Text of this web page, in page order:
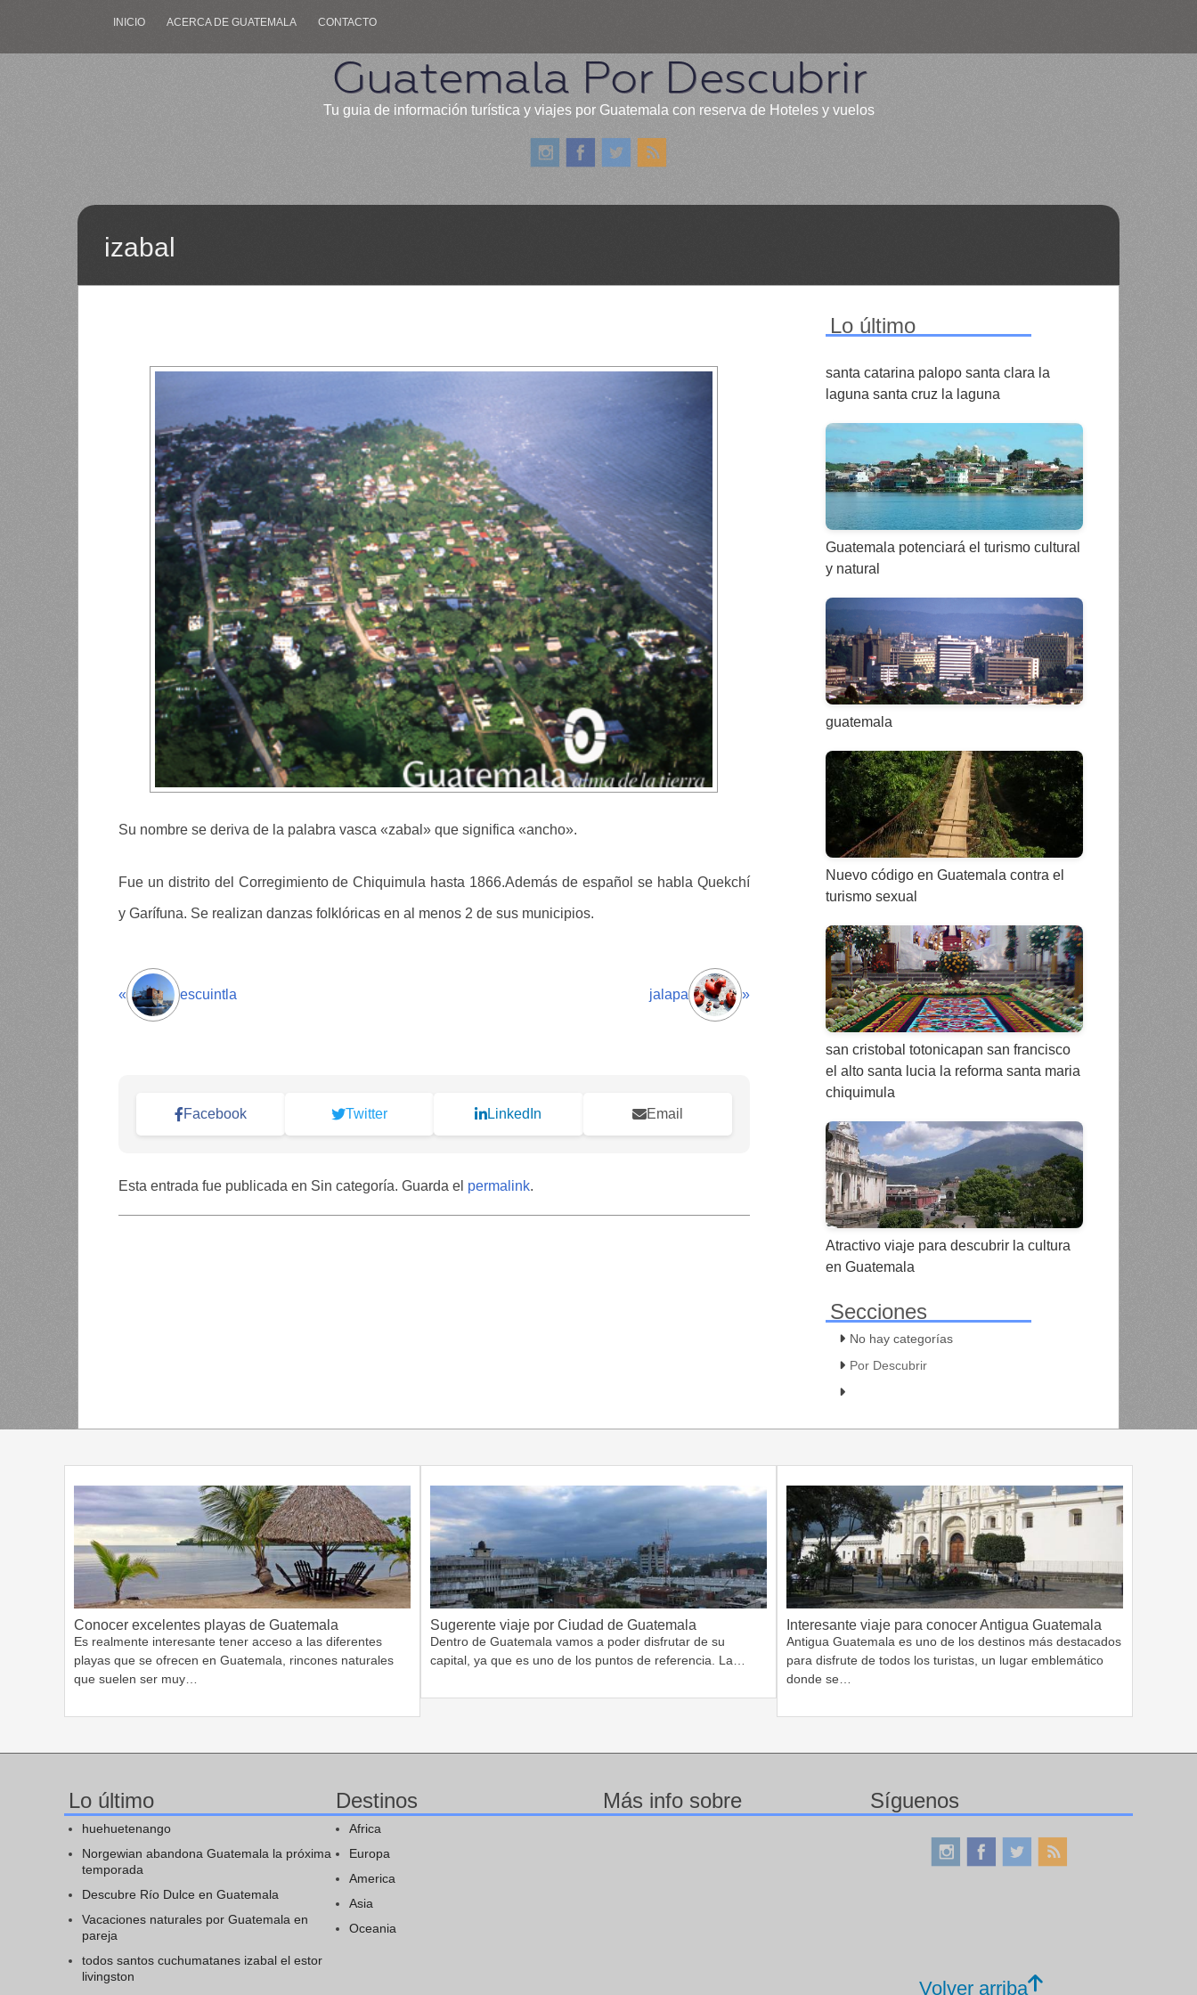
INICIO ACERCA DE GUATEMALA CONTACTO
Guatemala Por Descubrir
Tu guia de información turística y viajes por Guatemala con reserva de Hoteles y vuelos
izabal
Su nombre se deriva de la palabra vasca «zabal» que significa «ancho».
Fue un distrito del Corregimiento de Chiquimula hasta 1866.Además de español se habla Quekchí
y Garífuna. Se realizan danzas folklóricas en al menos 2 de sus municipios.
« escuintla jalapa »
Facebook Twitter LinkedIn Email
Esta entrada fue publicada en Sin categoría. Guarda el permalink.
Lo último
santa catarina palopo santa clara la
laguna santa cruz la laguna
Guatemala potenciará el turismo cultural
y natural
guatemala
Nuevo código en Guatemala contra el
turismo sexual
san cristobal totonicapan san francisco
el alto santa lucia la reforma santa maria
chiquimula
Atractivo viaje para descubrir la cultura
en Guatemala
Secciones
No hay categorías
Por Descubrir
Conocer excelentes playas de Guatemala
Es realmente interesante tener acceso a las diferentes
playas que se ofrecen en Guatemala, rincones naturales
que suelen ser muy…
Sugerente viaje por Ciudad de Guatemala
Dentro de Guatemala vamos a poder disfrutar de su
capital, ya que es uno de los puntos de referencia. La…
Interesante viaje para conocer Antigua Guatemala
Antigua Guatemala es uno de los destinos más destacados
para disfrute de todos los turistas, un lugar emblemático
donde se…
Lo último
huehuetenango
Norgewian abandona Guatemala la próxima
temporada
Descubre Río Dulce en Guatemala
Vacaciones naturales por Guatemala en
pareja
todos santos cuchumatanes izabal el estor
livingston
Destinos
Africa
Europa
America
Asia
Oceania
Más info sobre Síguenos
Volver arriba